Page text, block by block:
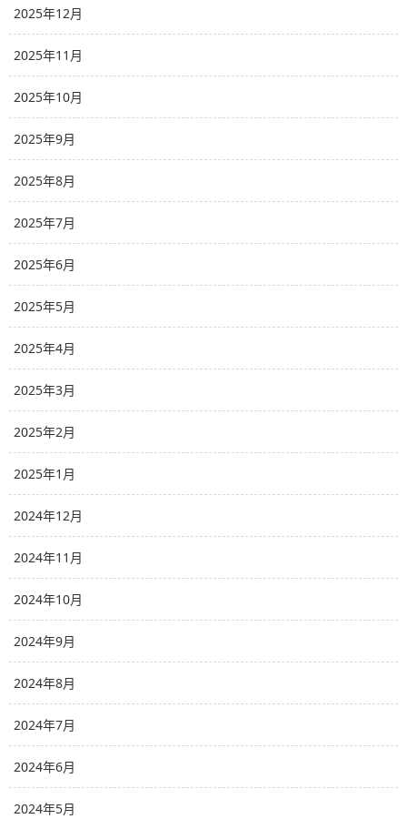
2025年12月
2025年11月
2025年10月
2025年9月
2025年8月
2025年7月
2025年6月
2025年5月
2025年4月
2025年3月
2025年2月
2025年1月
2024年12月
2024年11月
2024年10月
2024年9月
2024年8月
2024年7月
2024年6月
2024年5月